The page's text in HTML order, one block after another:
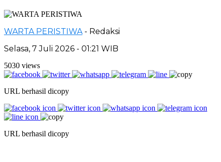
WARTA PERISTIWA - Redaksi
Selasa, 7 Juli 2026 - 01:21 WIB
5030 views
URL berhasil dicopy
URL berhasil dicopy